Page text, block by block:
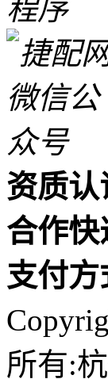
资质认
合作快
支付方
所有: